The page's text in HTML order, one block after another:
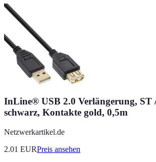
InLine® USB 2.0 Verlängerung, ST
schwarz, Kontakte gold, 0,5m
Netzwerkartikel.de
2.01 EURPreis ansehen